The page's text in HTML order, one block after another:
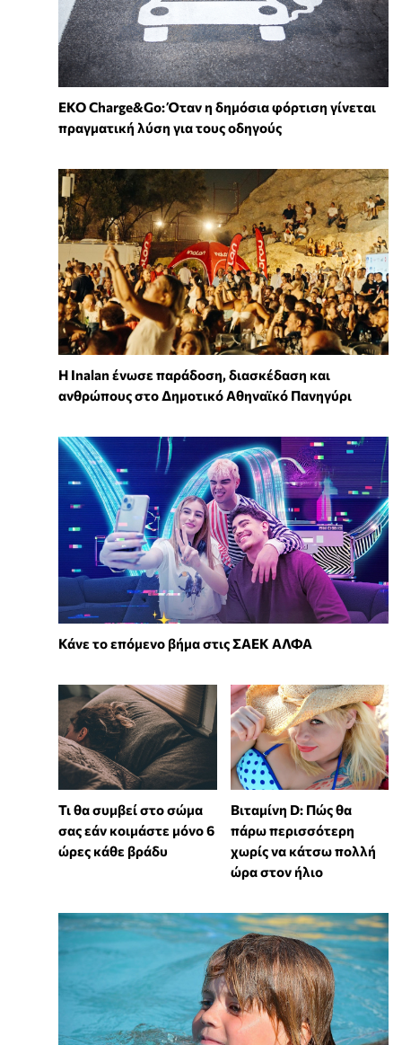
EKO Charge&Go: Όταν η δημόσια φόρτιση γίνεται
πραγματική λύση για τους οδηγούς
Η Inalan ένωσε παράδοση, διασκέδαση και
ανθρώπους στο Δημοτικό Αθηναϊκό Πανηγύρι
Κάνε το επόμενο βήμα στις ΣΑΕΚ ΑΛΦΑ
Τι θα συμβεί στο σώμα
σας εάν κοιμάστε μόνο 6
ώρες κάθε βράδυ
Βιταμίνη D: Πώς θα
πάρω περισσότερη
χωρίς να κάτσω πολλή
ώρα στον ήλιο